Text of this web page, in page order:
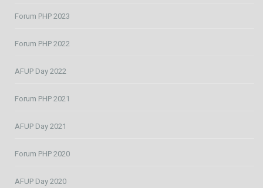
Forum PHP 2023
Forum PHP 2022
AFUP Day 2022
Forum PHP 2021
AFUP Day 2021
Forum PHP 2020
AFUP Day 2020